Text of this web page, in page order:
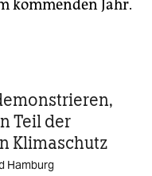
kommenden Jahr.
Teil der
Klimaschutz
Hamburg